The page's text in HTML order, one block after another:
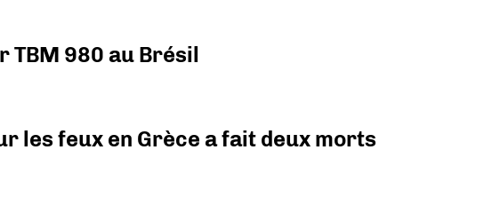
TBM 980 au Brésil
les feux en Grèce a fait deux morts